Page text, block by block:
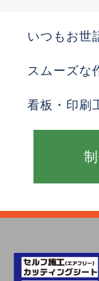
いつもお世
スムーズな
看板・印刷